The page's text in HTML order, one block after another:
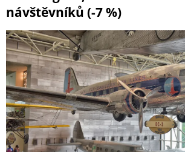
návštěvníků (-7 %)